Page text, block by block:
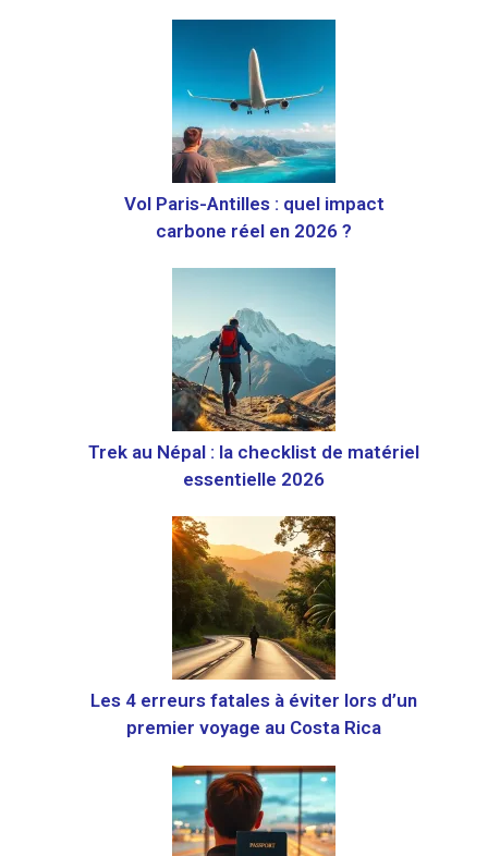
Vol Paris-Antilles : quel impact
carbone réel en 2026 ?
Trek au Népal : la checklist de matériel
essentielle 2026
Les 4 erreurs fatales à éviter lors d’un
premier voyage au Costa Rica